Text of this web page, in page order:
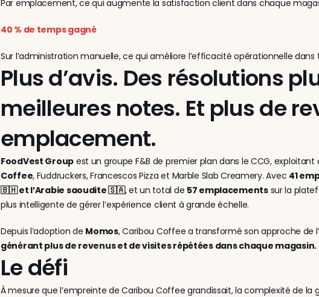
Par emplacement, ce qui augmente la satisfaction client dans chaque
40 % de temps gagné
Sur l’administration manuelle, ce qui améliore l’efficacité opérationnelle
Plus d’avis. Des résolutions
meilleures notes. Et plus de
emplacement.
FoodVest Group est un groupe F&B de premier plan dans le CCG,
Coffee, Fuddruckers, Francescos Pizza et Marble Slab Creamery. Avec 41
🇧🇭 et l’Arabie saoudite 🇸🇦, et un total de 57 emplacements sur la
plus intelligente de gérer l’expérience client à grande échelle.
Depuis l’adoption de Momos
générant plus de revenus et de visites répétées dans chaque magasin.
Le défi
À mesure que l’empreinte de Caribou Coffee grandissait, la complexité de la